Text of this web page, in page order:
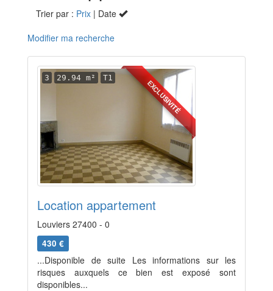
Trier par : Prix | Date
Modifier ma recherche
EXCLUSIVITÉ
3 29.94 m² T1
Location appartement
Louviers 27400 - 0
430 €
...Disponible de suite Les informations sur les
risques auxquels ce bien est exposé sont
disponibles...